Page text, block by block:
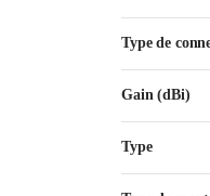
Type de
Gain (dBi)
Type